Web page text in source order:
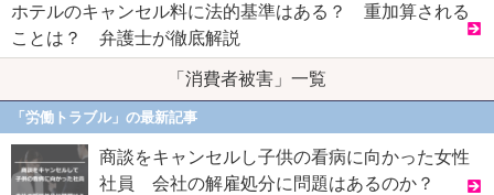
ホテルのキャンセル料に法的基準はある？ 重加算される
ことは？ 弁護士が徹底解説
「消費者被害」一覧
「労働トラブル」の最新記事
商談をキャンセルし子供の看病に向かった女性
社員 会社の解雇処分に問題はあるのか？